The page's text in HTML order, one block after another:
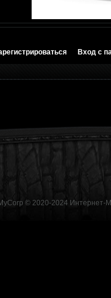
Вход с
© 2020-2024 Интернет-